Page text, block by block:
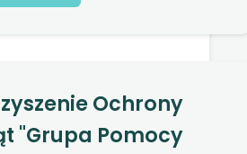
Ochrony
"Grupa Pomocy